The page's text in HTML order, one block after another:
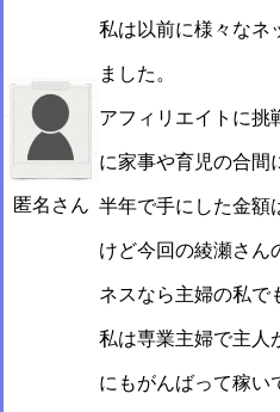
匿名さん
私は以前に様々なネ
ました。
アフィリエイトに挑
に家事や育児の合間
半年で手にした金額
けど今回の綾瀬さん
ネスなら主婦の私で
私は専業主婦で主人
にもがんばって稼い